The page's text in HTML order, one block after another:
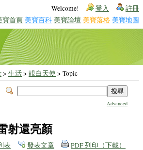
Welcome! 登入 註冊
寶首頁 美寶百科 美寶論壇 美寶落格 美寶地圖
> 生活> 靚白天使 > Topic
Advanced
射還亮顏
表 發表文章 PDF 列印（下載）